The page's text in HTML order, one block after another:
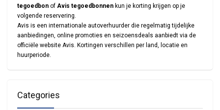
tegoedbon of Avis tegoedbonnen kun je korting krijgen op je
volgende reservering.
Avis is een internationale autoverhuurder die regelmatig tijdelijke
aanbiedingen, online promoties en seizoensdeals aanbiedt via de
officiële website Avis. Kortingen verschillen per land, locatie en
huurperiode.
Categories